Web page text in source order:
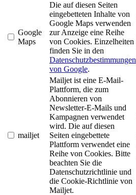
Google
Maps
Die auf diesen Seiten
eingebetteten Inhalte von
Google Maps verwenden
zur Anzeige eine Reihe
von Cookies. Einzelheiten
finden Sie in den
Datenschutzbestimmungen
von Google.
mailjet
Mailjet ist eine E-Mail-
Plattform, die zum
Abonnieren von
Newsletter-E-Mails und
Kampagnen verwendet
wird. Die auf diesen
Seiten eingebettete
Plattform verwendet eine
Reihe von Cookies. Bitte
beachten Sie die
Datenschutzrichtlinie und
die Cookie-Richtlinie von
Mailjet.